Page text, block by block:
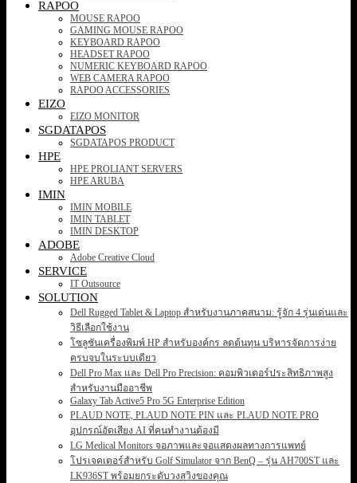
RAPOO
MOUSE RAPOO
GAMING MOUSE RAPOO
KEYBOARD RAPOO
HEADSET RAPOO
NUMERIC KEYBOARD RAPOO
WEB CAMERA RAPOO
RAPOO ACCESSORIES
EIZO
EIZO MONITOR
SGDATAPOS
SGDATAPOS PRODUCT
HPE
HPE PROLIANT SERVERS
HPE ARUBA
IMIN
IMIN MOBILE
IMIN TABLET
IMIN DESKTOP
ADOBE
Adobe Creative Cloud
SERVICE
IT Outsource
SOLUTION
Dell Rugged Tablet & Laptop สำหรับงานภาคสนาม: รู้จัก 4 รุ่นเด่นและ
วิธีเลือกใช้งาน
โซลูชันเครื่องพิมพ์ HP สำหรับองค์กร ลดต้นทุน บริหารจัดการง่าย
ครบจบในระบบเดียว
Dell Pro Max และ Dell Pro Precision: คอมพิวเตอร์ประสิทธิภาพสูง
สำหรับงานมืออาชีพ
Galaxy Tab Active5 Pro 5G Enterprise Edition
PLAUD NOTE, PLAUD NOTE PIN และ PLAUD NOTE PRO
อุปกรณ์อัดเสียง AI ที่คนทำงานต้องมี
LG Medical Monitors จอภาพและจอแสดงผลทางการแพทย์
โปรเจคเตอร์สำหรับ Golf Simulator จาก BenQ – รุ่น AH700ST และ
LK936ST พร้อมยกระดับวงสวิงของคุณ